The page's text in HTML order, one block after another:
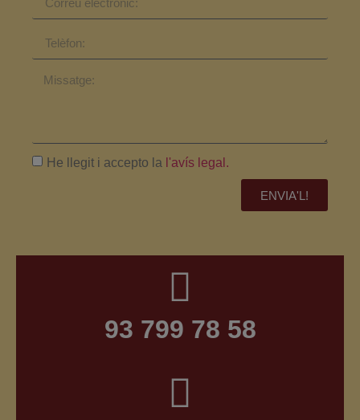
He llegit i accepto la l'avís legal.
ENVIA'L!
93 799 78 58